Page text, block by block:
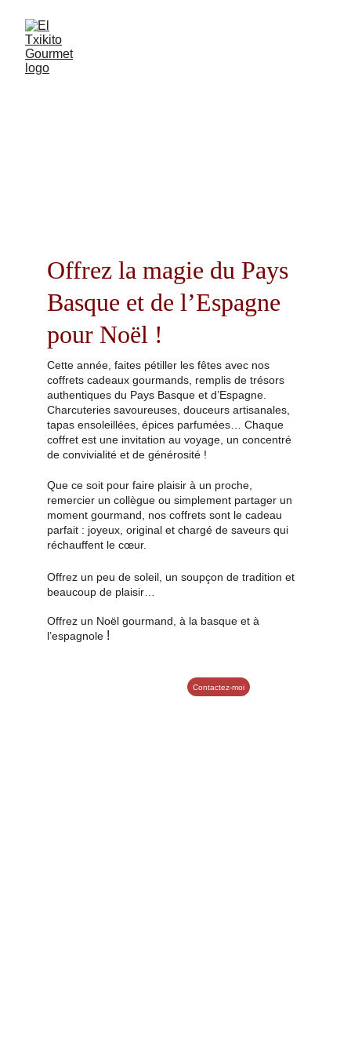
Offrez la magie du Pays
Basque et de l’Espagne
pour Noël !
Cette année, faites pétiller les fêtes avec nos
coffrets cadeaux gourmands, remplis de trésors
authentiques du Pays Basque et d’Espagne.
Charcuteries savoureuses, douceurs artisanales,
tapas ensoleillées, épices parfumées… Chaque
coffret est une invitation au voyage, un concentré
de convivialité et de générosité !
Que ce soit pour faire plaisir à un proche,
remercier un collègue ou simplement partager un
moment gourmand, nos coffrets sont le cadeau
parfait : joyeux, original et chargé de saveurs qui
réchauffent le cœur.
Offrez un peu de soleil, un soupçon de tradition et
beaucoup de plaisir…
Offrez un Noël gourmand, à la basque et à
l’espagnole !
Contactez-moi